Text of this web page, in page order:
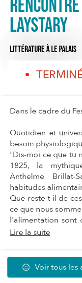
Laystary
LITTÉRATUREÀ LE PALAIS
Dans le cadre du
Quotidien et
besoin
"Dis-moi ce que tu
1825, la
Anthelme Brillat-
habitudes
Que reste-t-il de
ce que nous
l'alimentation sont
Lire la suite
Voir tous les